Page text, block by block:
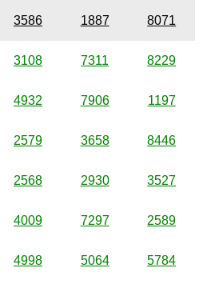
3586 1887 8071
3108 7311 8229
4932 7906 1197
2579 3658 8446
2568 2930 3527
4009 7297 2589
4998 5064 5784